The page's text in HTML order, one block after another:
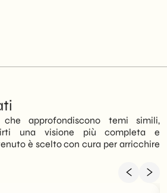
approfondiscono temi simili,
una visione più completa e
è scelto con cura per arricchire